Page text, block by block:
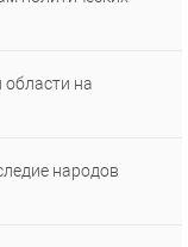
на
народов